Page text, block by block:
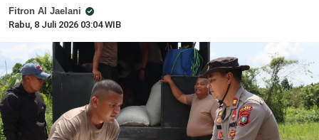
Fitron Al Jaelani
Rabu, 8 Juli 2026 03:04 WIB